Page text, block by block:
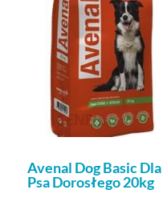
Avenal Dog Basic Dla
Psa Dorosłego 20kg